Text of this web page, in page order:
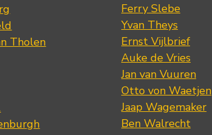
Tholen
Ferry Slebe
Yvan Theys
Ernst Vijlbrief
Auke de Vries
Jan van Vuuren
Otto von Waetjen
Jaap Wagemaker
Ben Walrecht